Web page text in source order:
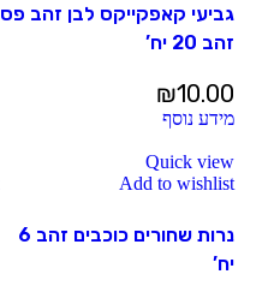
גביעי קאפקייקס לבן זהב פס
זהב 20 יח’
₪10.00
מידע נוסף
Quick view
Add to wishlist
נרות שחורים כוכבים זהב 6
יח’